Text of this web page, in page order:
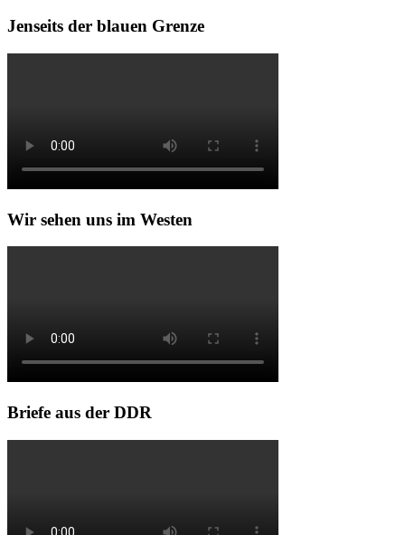
Jenseits der blauen Grenze
Wir sehen uns im Westen
Briefe aus der DDR